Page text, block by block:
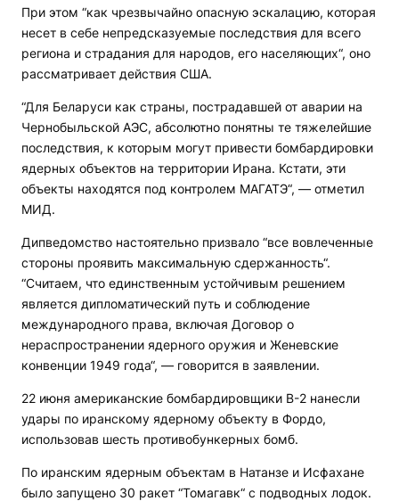
При этом “как чрезвычайно опасную эскалацию, которая
несет в себе непредсказуемые последствия для всего
региона и страдания для народов, его населяющих“, оно
рассматривает действия США.
“Для Беларуси как страны, пострадавшей от аварии на
Чернобыльской АЭС, абсолютно понятны те тяжелейшие
последствия, к которым могут привести бомбардировки
ядерных объектов на территории Ирана. Кстати, эти
объекты находятся под контролем МАГАТЭ“, — отметил
МИД.
Дипведомство настоятельно призвало “все вовлеченные
стороны проявить максимальную сдержанность“.
“Считаем, что единственным устойчивым решением
является дипломатический путь и соблюдение
международного права, включая Договор о
нераспространении ядерного оружия и Женевские
конвенции 1949 года“, — говорится в заявлении.
22 июня американские бомбардировщики B-2 нанесли
удары по иранскому ядерному объекту в Фордо,
использовав шесть противобункерных бомб.
По иранским ядерным объектам в Натанзе и Исфахане
было запущено 30 ракет “Томагавк“ с подводных лодок.